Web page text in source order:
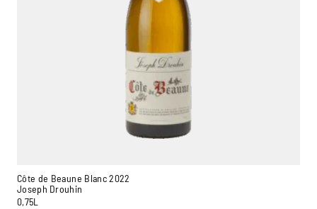
Côte de Beaune Blanc 2022
Joseph Drouhin
0,75L